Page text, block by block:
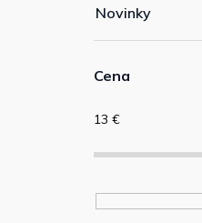
Novinky
Cena
13 €